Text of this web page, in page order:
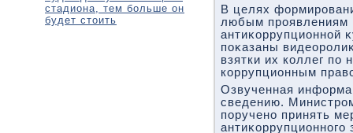
стадиона, тем больше он
будет стоить
В целях
любым проявлениям
антиκоррупционной
поκазаны
взятки их коллег по
коррупционным
Озвученная
сведению.
поручено принять